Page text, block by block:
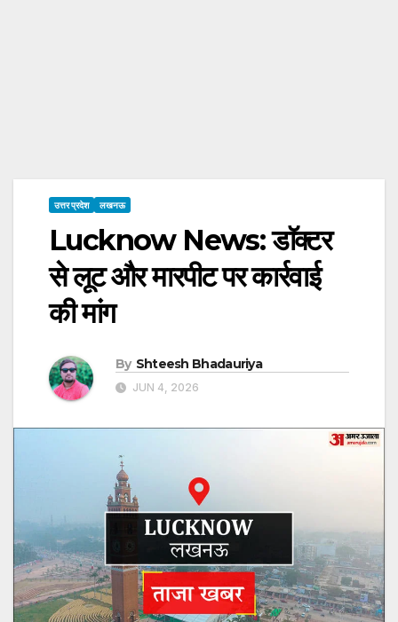
उत्तर प्रदेश लखनऊ
Lucknow News: डाॅक्टर
से लूट और मारपीट पर कार्रवाई
की मांग
By Shteesh Bhadauriya
JUN 4, 2026